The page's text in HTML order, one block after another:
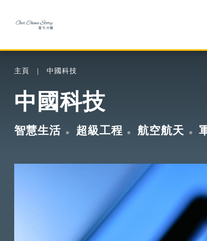
主頁 中國科技
中國科技
智慧生活 超級工程 航空航天